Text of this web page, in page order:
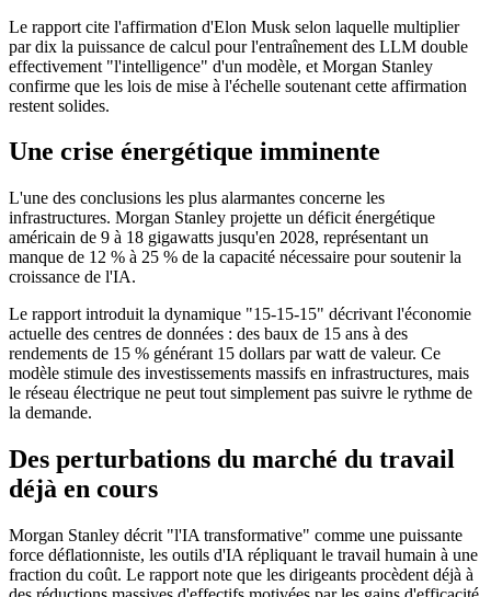
Le rapport cite l'affirmation d'Elon Musk selon laquelle multiplier
par dix la puissance de calcul pour l'entraînement des LLM double
effectivement "l'intelligence" d'un modèle, et Morgan Stanley
confirme que les lois de mise à l'échelle soutenant cette affirmation
restent solides.
Une crise énergétique imminente
L'une des conclusions les plus alarmantes concerne les
infrastructures. Morgan Stanley projette un déficit énergétique
américain de 9 à 18 gigawatts jusqu'en 2028, représentant un
manque de 12 % à 25 % de la capacité nécessaire pour soutenir la
croissance de l'IA.
Le rapport introduit la dynamique "15-15-15" décrivant l'économie
actuelle des centres de données : des baux de 15 ans à des
rendements de 15 % générant 15 dollars par watt de valeur. Ce
modèle stimule des investissements massifs en infrastructures, mais
le réseau électrique ne peut tout simplement pas suivre le rythme de
la demande.
Des perturbations du marché du travail
déjà en cours
Morgan Stanley décrit "l'IA transformative" comme une puissante
force déflationniste, les outils d'IA répliquant le travail humain à une
fraction du coût. Le rapport note que les dirigeants procèdent déjà à